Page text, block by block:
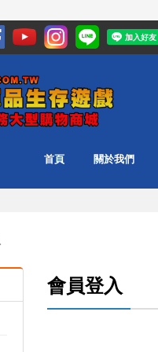
首頁 關於我們
會員登入